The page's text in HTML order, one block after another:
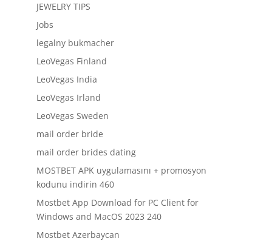
JEWELRY TIPS
Jobs
legalny bukmacher
LeoVegas Finland
LeoVegas India
LeoVegas Irland
LeoVegas Sweden
mail order bride
mail order brides dating
MOSTBET APK uygulamasını + promosyon
kodunu indirin 460
Mostbet App Download for PC Client for
Windows and MacOS 2023 240
Mostbet Azerbaycan